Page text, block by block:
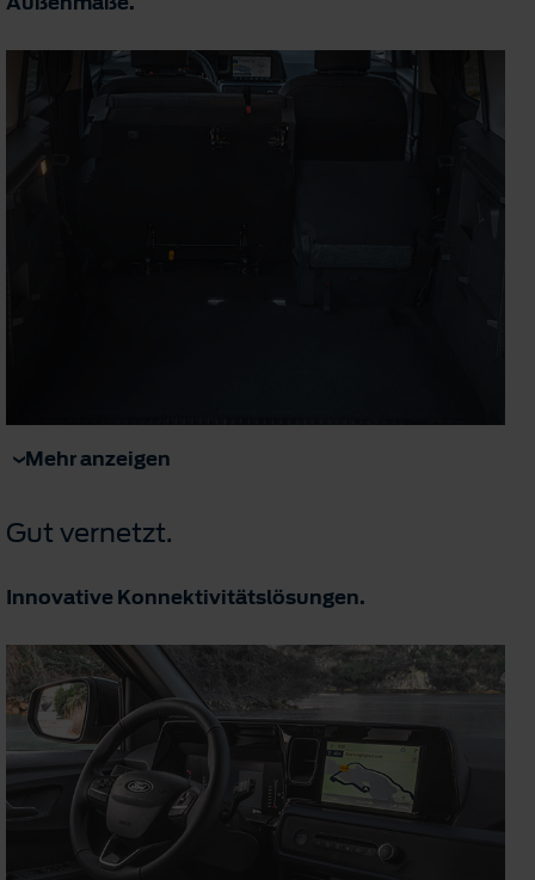
Mehr anzeigen
Gut vernetzt.
Innovative Konnektivitätslösungen.